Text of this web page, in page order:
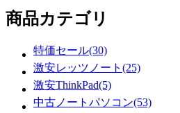
商品カテゴリ
特価セール(30)
激安レッツノート(25)
激安ThinkPad(5)
中古ノートパソコン(53)